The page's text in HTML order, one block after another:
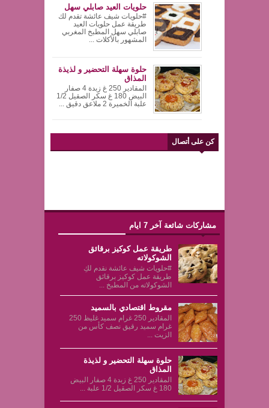
حلويات العيد صابلي سهل
#حلويات شيف عائشة تقدم لك
طريقة عمل حلويات العيد
صابلي سهل المطبخ المغربي
المشهور بالأكلات ...
حلوة سهلة التحضير و لذيذة
المذاق
المقادير 250 غ زبدة 4 صفار
البيض 180 غ سكر الصقيل 1/2
علبة الخميرة 2 ملاعق دقيق ...
كن على أتصال
مشاركات شائعة آخر 7 ايام
طريقة عمل كوكيز برقائق
الشوكولاته
#حلويات شيف عائشة نقدم لكِ
طريقة عمل كوكيز برقائق
الشوكولاته من المطبخ ...
مقروط اقتصادي بالسميد
المقادير 250 غرام سميد غليظ 250
غرام سميد رقيق نصف كأس من
الزيت ...
حلوة سهلة التحضير و لذيذة
المذاق
المقادير 250 غ زبدة 4 صفار البيض
180 غ سكر الصقيل 1/2 علبة ...